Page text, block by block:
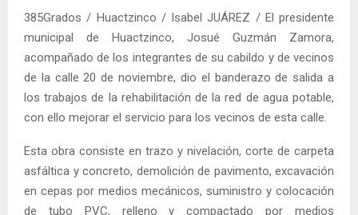
385Grados / Huactzinco / Isabel JUÁREZ / El presidente
municipal de Huactzinco, Josué Guzmán Zamora,
acompañado de los integrantes de su cabildo y de vecinos
de la calle 20 de noviembre, dio el banderazo de salida a
los trabajos de la rehabilitación de la red de agua potable,
con ello mejorar el servicio para los vecinos de esta calle.
Esta obra consiste en trazo y nivelación, corte de carpeta
asfáltica y concreto, demolición de pavimento, excavación
en cepas por medios mecánicos, suministro y colocación
de tubo PVC, relleno y compactado por medios